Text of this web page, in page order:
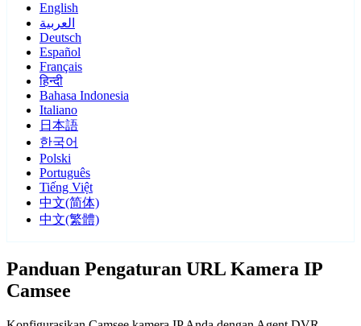
English
العربية
Deutsch
Español
Français
हिन्दी
Bahasa Indonesia
Italiano
日本語
한국어
Polski
Português
Tiếng Việt
中文(简体)
中文(繁體)
Panduan Pengaturan URL Kamera IP
Camsee